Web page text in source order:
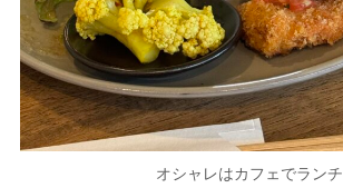
オシャレはカフェでランチ